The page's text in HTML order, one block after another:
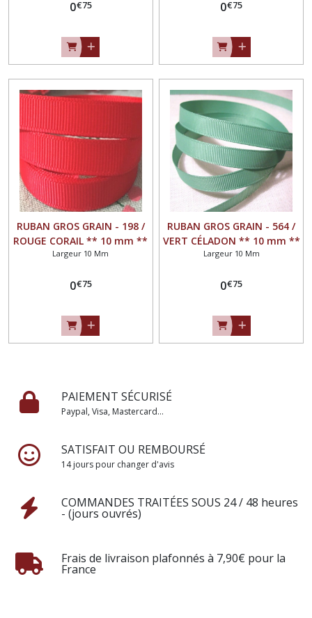
0€75 0€75
RUBAN GROS GRAIN - 198 /
ROUGE CORAIL ** 10 mm **
GALON UNI GRAND TEINT -
Largeur 10 Mm
0€75
RUBAN GROS GRAIN - 564 /
VERT CÉLADON ** 10 mm **
GALON UNI GRAND TEINT -
Largeur 10 Mm
0€75
PAIEMENT SÉCURISÉ
Paypal, Visa, Mastercard...
SATISFAIT OU REMBOURSÉ
14 jours pour changer d'avis
COMMANDES TRAITÉES SOUS 24 / 48 heures
- (jours ouvrés)
Frais de livraison plafonnés à 7,90€ pour la
France